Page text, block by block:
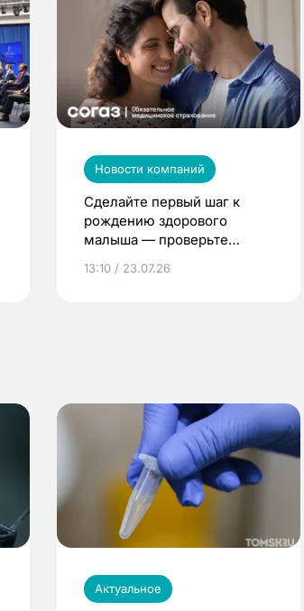
Новости компаний
Сделайте первый шаг к
рождению здорового
малыша — проверьте
по ОМС!
13:10 / 23.07.26
Актуальное